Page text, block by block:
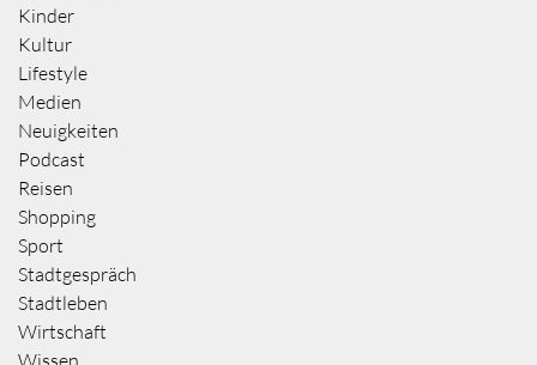
Kinder
Kultur
Lifestyle
Medien
Neuigkeiten
Podcast
Reisen
Shopping
Sport
Stadtgespräch
Stadtleben
Wirtschaft
Wissen